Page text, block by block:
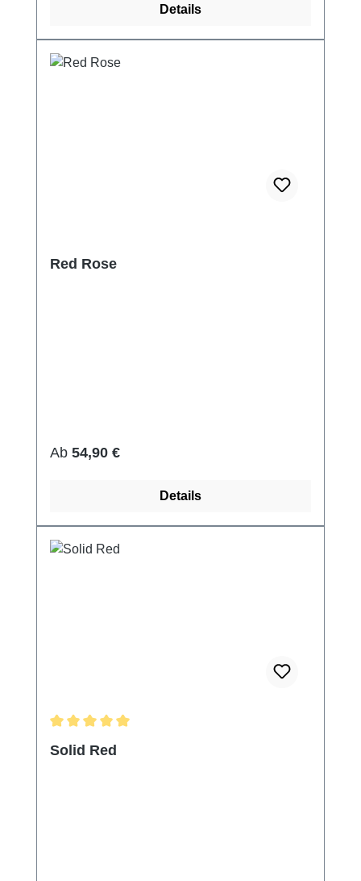
Details
Red Rose
Regulärer Preis:
Ab 54,90 €
Details
Solid Red